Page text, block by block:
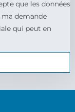
que les données
ma demande
qui peut en